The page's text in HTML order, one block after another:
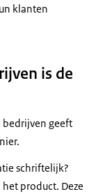
klanten
is de
bedrijven geeft
schriftelijk?
product. Deze